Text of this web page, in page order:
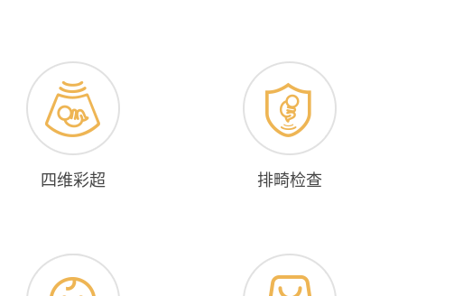
四维彩超 排畸检查